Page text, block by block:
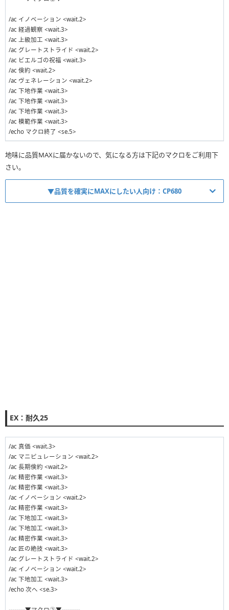
/ac イノベーション <wait.2>
/ac 経過観察 <wait.3>
/ac 上級加工 <wait.3>
/ac グレートストライド <wait.2>
/ac ビエルゴの祝福 <wait.3>
/ac 倹約 <wait.2>
/ac ヴェネレーション <wait.2>
/ac 下地作業 <wait.3>
/ac 下地作業 <wait.3>
/ac 下地作業 <wait.3>
/ac 模範作業 <wait.3>
/echo マクロ終了 <se.5>
地味に品質MAXに届かないので、気になる方は下記のマクロをご利用下
さい。
▼品質を確実にMAXにしたい人向け：CP680
/ac パーフェクトメンド <wait.3>
/ac グレートストライド <wait.2>
/ac ビエルゴの祝福 <wait.3>
/ac 匠の絶技 <wait.3>
/ac ヴェネレーション <wait.2>
/ac 下地作業 <wait.3>
/ac 下地作業 <wait.3>
/ac 下地作業 <wait.3>
/ac 作業 <wait.3>
/echo マクロ終了 <se.5>
EX：耐久25
/ac 真価 <wait.3>
/ac マニピュレーション <wait.2>
/ac 長期倹約 <wait.2>
/ac 精密作業 <wait.3>
/ac 精密作業 <wait.3>
/ac イノベーション <wait.2>
/ac 精密作業 <wait.3>
/ac 下地加工 <wait.3>
/ac 下地加工 <wait.3>
/ac 精密作業 <wait.3>
/ac 匠の絶技 <wait.3>
/ac グレートストライド <wait.2>
/ac イノベーション <wait.2>
/ac 下地加工 <wait.3>
/echo 次へ <se.3>